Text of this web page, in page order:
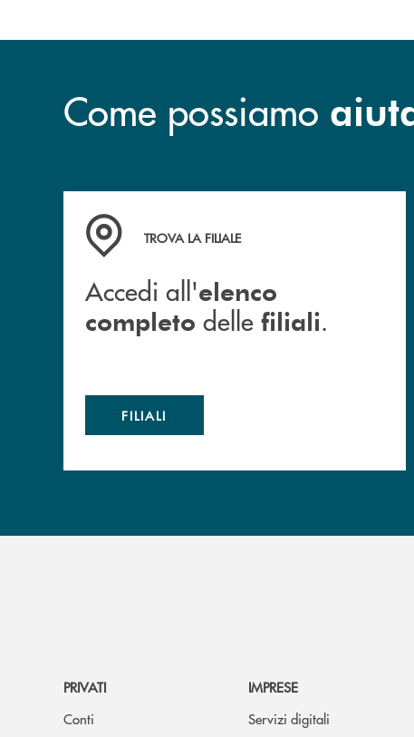
Come possiamo
Accedi all' elenco completo delle filiali .
TROVA LA FILIALE
Accedi all'elenco
completo delle filiali.
FILIALI
PRIVATI
Conti
IMPRESE
Servizi digitali